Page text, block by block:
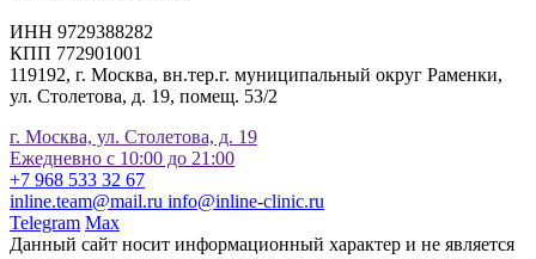
ИНН 9729388282
КПП 772901001
119192, г. Москва, вн.тер.г. муниципальный округ Раменки,
ул. Столетова, д. 19, помещ. 53/2
г. Москва, ул. Столетова, д. 19
Ежедневно с 10:00 до 21:00
+7 968 533 32 67
inline.team@mail.ru info@inline-clinic.ru
Telegram Max
Данный сайт носит информационный характер и не является